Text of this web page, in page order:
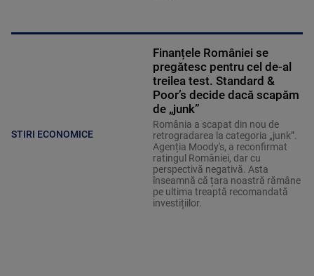
STIRI ECONOMICE
Finanțele României se
pregătesc pentru cel de-al
treilea test. Standard &
Poor’s decide dacă scapăm
de „junk”
România a scapat din nou de
retrogradarea la categoria „junk”.
Agenția Moody's, a reconfirmat
ratingul României, dar cu
perspectivă negativă. Asta
înseamnă că țara noastră rămâne
pe ultima treaptă recomandată
investițiilor.